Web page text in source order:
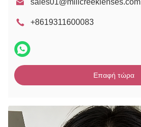
sales01@millcreeklenses.com
+8619311600083
Επαφή τώρα